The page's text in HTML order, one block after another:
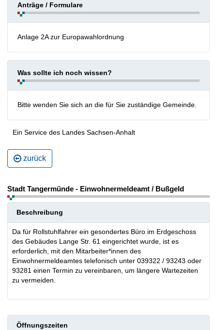
Anträge / Formulare
Anlage 2A zur Europawahlordnung
Was sollte ich noch wissen?
Bitte wenden Sie sich an die für Sie zuständige Gemeinde.
Ein Service des Landes Sachsen-Anhalt
zurück
Stadt Tangermünde - Einwohnermeldeamt / Bußgeld
Beschreibung
Da für Rollstuhlfahrer ein gesondertes Büro im Erdgeschoss
des Gebäudes Lange Str. 61 eingerichtet wurde, ist es
erforderlich, mit den Mitarbeiter*innen des
Einwohnermeldeamtes telefonisch unter 039322 / 93243 oder
93281 einen Termin zu vereinbaren, um längere Wartezeiten
zu vermeiden.
Öffnungszeiten